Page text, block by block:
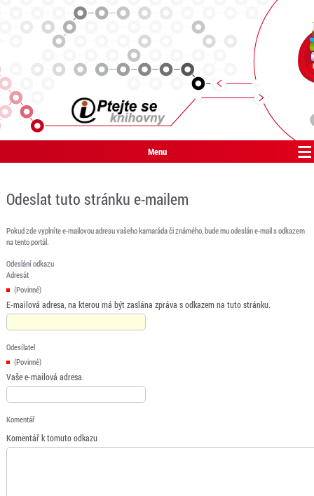
Menu
Odeslat tuto stránku e-mailem
Pokud zde vyplníte e-mailovou adresu vašeho kamaráda či známého, bude mu odeslán e-mail s odkazem
na tento portál.
Odeslání odkazu
Adresát
(Povinné)
E-mailová adresa, na kterou má být zaslána zpráva s odkazem na tuto stránku.
Odesílatel
(Povinné)
Vaše e-mailová adresa.
Komentář
Komentář k tomuto odkazu